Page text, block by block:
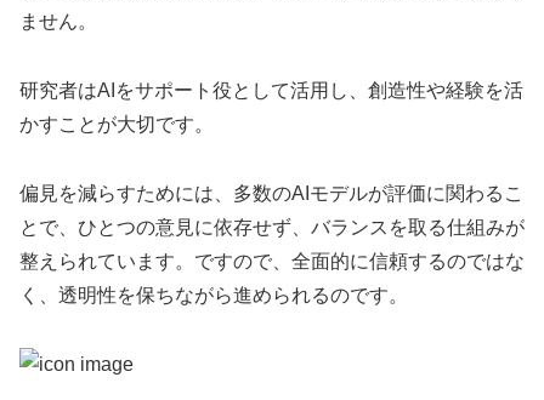
ません。
研究者はAIをサポート役として活用し、創造性や経験を活
かすことが大切です。
偏見を減らすためには、多数のAIモデルが評価に関わるこ
とで、ひとつの意見に依存せず、バランスを取る仕組みが
整えられています。ですので、全面的に信頼するのではな
く、透明性を保ちながら進められるのです。